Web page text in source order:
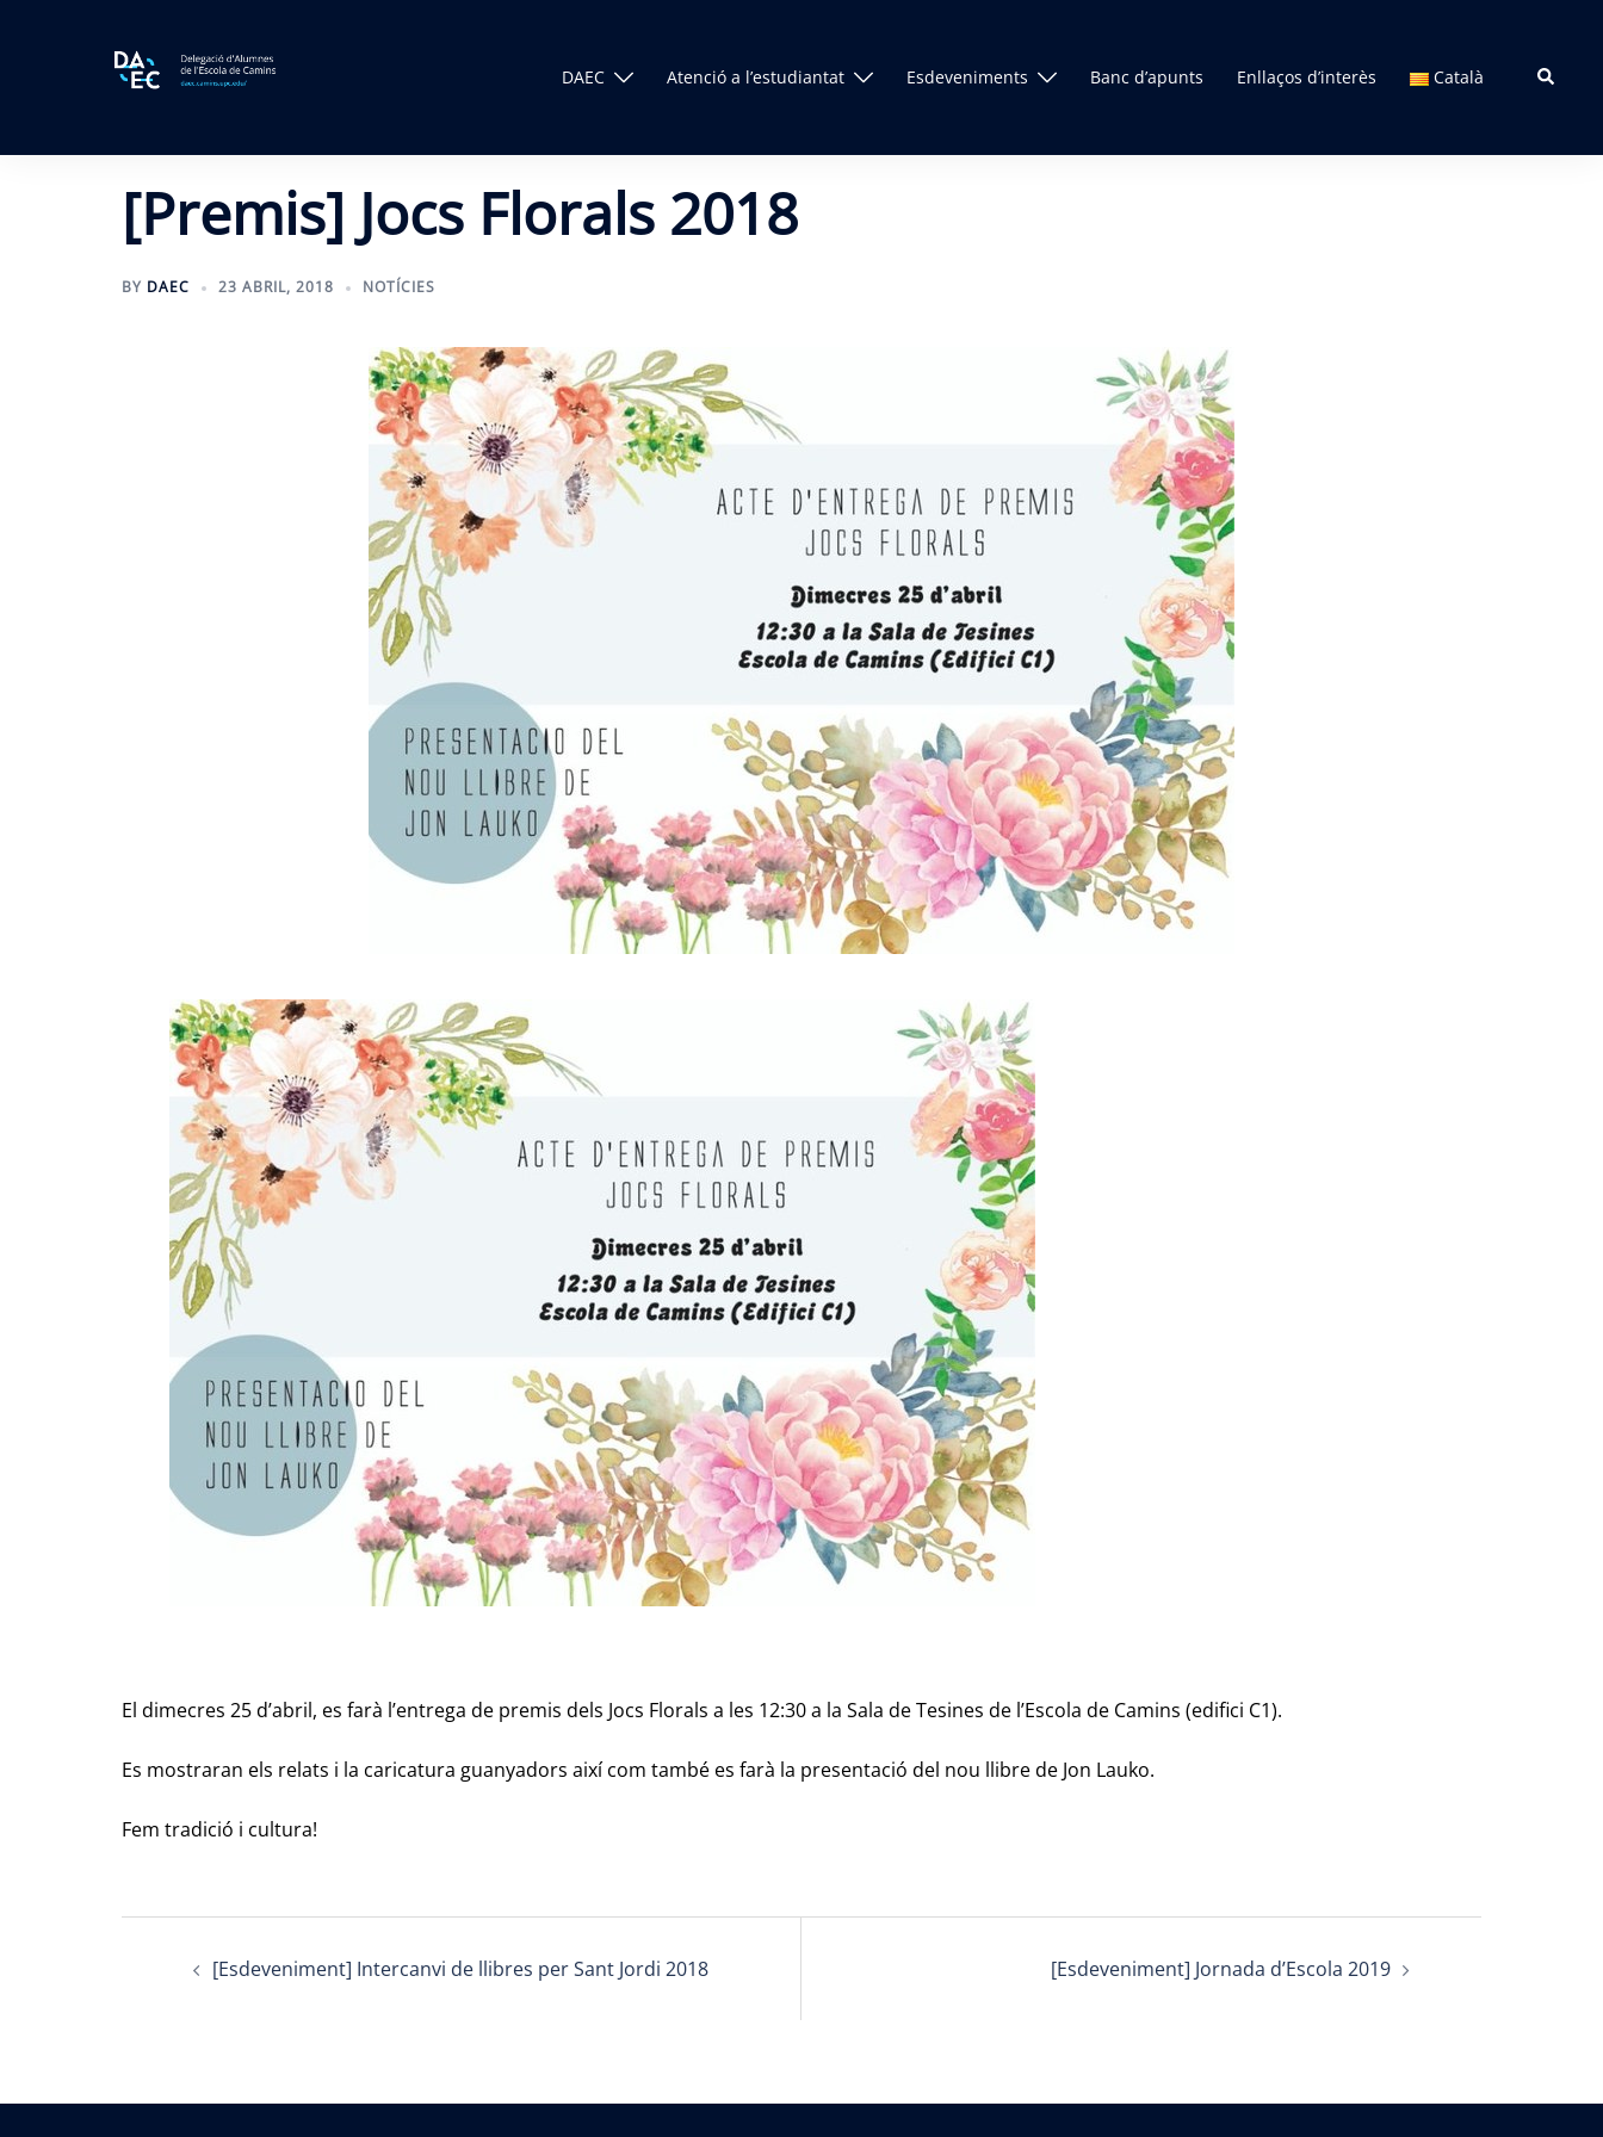
DAEC Atenció a l’estudiantat Esdeveniments Banc d’apunts Enllaços d’interès Català Search
[Premis] Jocs Florals 2018
BY DAEC 23 ABRIL, 2018 NOTÍCIES
El dimecres 25 d’abril, es farà l’entrega de premis dels Jocs Florals a les 12:30 a la Sala de Tesines de l’Escola de Camins (edifici C1).
Es mostraran els relats i la caricatura guanyadors així com també es farà la presentació del nou llibre de Jon Lauko.
Fem tradició i cultura!
Post[Esdeveniment] Intercanvi de llibres per Sant Jordi 2018 [Esdeveniment] Jornada d’Escola 2019